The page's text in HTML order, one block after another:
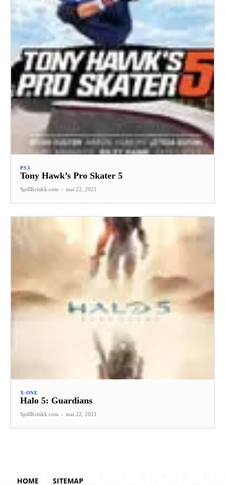
PS3
Tony Hawk’s Pro Skater 5
SpillKritikk.com - mai 22, 2021
X-ONE
Halo 5: Guardians
SpillKritikk.com - mai 22, 2021
HOME SITEMAP